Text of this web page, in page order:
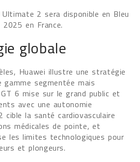
Ultimate 2 sera disponible en Bleu
en France.
globale
Huawei illustre une stratégie
gamme segmentée mais
6 mise sur le grand public et
avec une autonomie
cible la santé cardiovasculaire
médicales de pointe, et
les limites technologiques pour
et plongeurs.